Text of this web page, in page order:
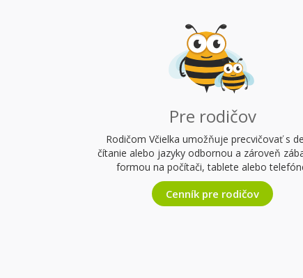
Pre rodičov
Rodičom Včielka umožňuje precvičovať s
čítanie alebo jazyky odbornou a zároveň
formou na počítači, tablete alebo
Cenník pre rodičov